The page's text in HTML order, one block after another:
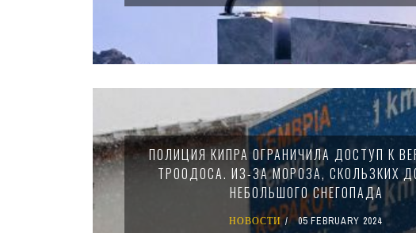
ПОЛИЦИЯ КИПРА ОГРАНИЧИЛА ДОСТУП К
ТРООДОСА. ИЗ-ЗА МОРОЗА, СКОЛЬЗКИХ
НЕБОЛЬШОГО СНЕГОПАДА
НОВОСТИ 05 FEBRUARY 2024